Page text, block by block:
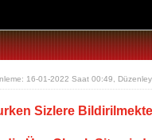
16-01-2022 Saat 00:49,
Sizlere